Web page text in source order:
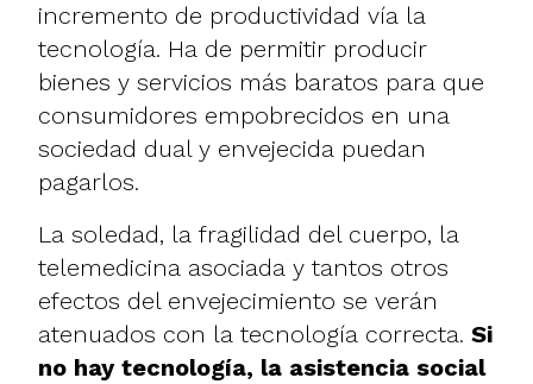
incremento de productividad vía la
tecnología. Ha de permitir producir
bienes y servicios más baratos para que
consumidores empobrecidos en una
sociedad dual y envejecida puedan
pagarlos.
La soledad, la fragilidad del cuerpo, la
telemedicina asociada y tantos otros
efectos del envejecimiento se verán
atenuados con la tecnología correcta. Si
no hay tecnología, la asistencia social